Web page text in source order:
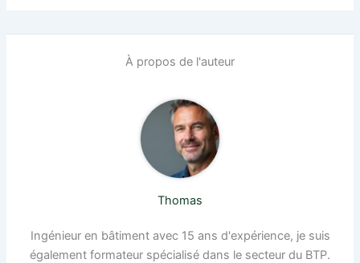
À propos de l'auteur
Thomas
Ingénieur en bâtiment avec 15 ans d'expérience, je suis
également formateur spécialisé dans le secteur du BTP.